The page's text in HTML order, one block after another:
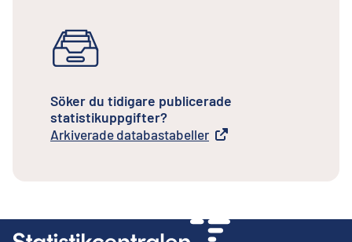
Söker du tidigare publicerade
statistikuppgifter?
Arkiverade databastabeller
Extern länk